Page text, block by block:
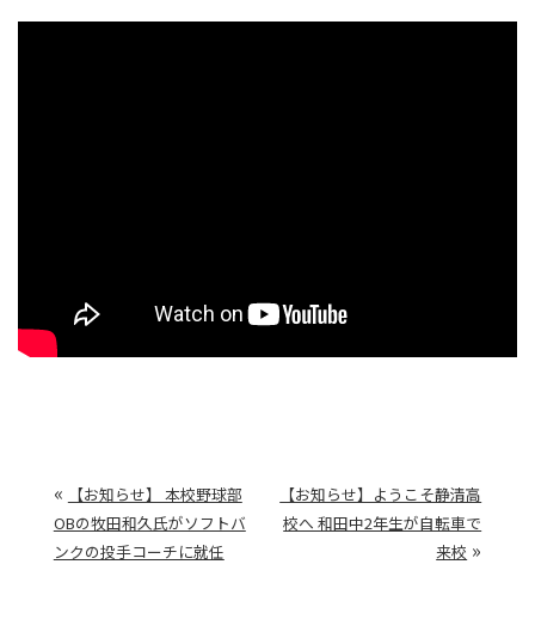
«
【お知らせ】 本校野球部
OBの牧田和久氏がソフトバ
ンクの投手コーチに就任
【お知らせ】ようこそ静清高
校へ 和田中2年生が自転車で
来校 »